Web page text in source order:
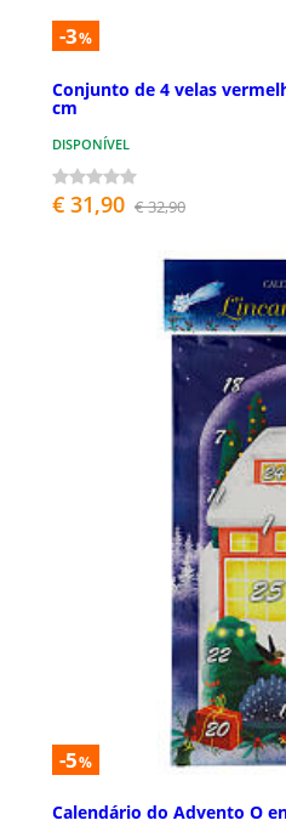
-3%
Conjunto de 4 velas
cm
DISPONÍVEL
€ 31,90 € 32,90
-5%
Calendário do Advento O